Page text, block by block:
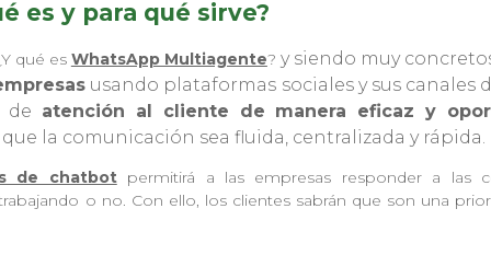
es y para qué sirve?
qué es WhatsApp Multiagente?y siendo muy
usando plataformas sociales y sus canales
de atención al cliente de manera eficaz y
la comunicación sea fluida, centralizada y rápida.
de chatbotpermitirá a las empresas responder a las
o no. Con ello, los clientes sabrán que son una